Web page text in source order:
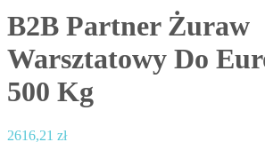
B2B Partner Żuraw
Warsztatowy Do
500 Kg
2616,21 zł